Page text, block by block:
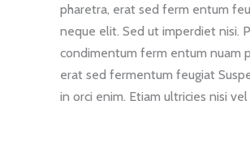
pharetra, erat sed ferm entum
neque elit. Sed ut imperdiet nisi.
condimentum ferm entum nuam
erat sed fermentum feugiat
in orci enim. Etiam ultricies nisi vel